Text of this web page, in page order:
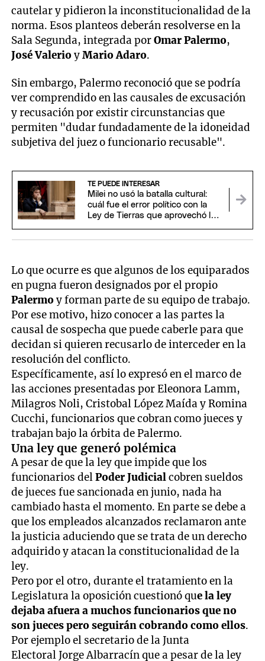
cautelar y pidieron la inconstitucionalidad de la
norma. Esos planteos deberán resolverse en la
Sala Segunda, integrada porOmar Palermo,
José ValerioyMario Adaro.
Sin embargo, Palermo reconoció que se podría
ver comprendido en las causales de excusación
y recusación por existir circunstancias que
permiten "dudar fundadamente de la idoneidad
subjetiva del juez o funcionario recusable".
TE PUEDE INTERESAR
Milei no usó la batalla cultural:
cuál fue el error político con la
Ley de Tierras que aprovechó la
Lo que ocurre es que algunos de los equiparados
en pugna fueron designados por el propio
Palermoy forman parte de su equipo de trabajo.
Por ese motivo, hizo conocer a las partes la
causal de sospecha que puede caberle para que
decidan si quieren recusarlo de interceder en la
resolución del conflicto.
Específicamente, así lo expresó en el marco de
las acciones presentadas por Eleonora Lamm,
Milagros Noli, Cristobal López Maída y Romina
Cucchi, funcionarios que cobran como jueces y
trabajan bajo la órbita de Palermo.
Una ley que generó polémica
A pesar de que la ley que impide que los
funcionarios delPoder Judicialcobren sueldos
de jueces fue sancionada en junio, nada ha
cambiado hasta el momento. En parte se debe a
que los empleados alcanzados reclamaron ante
la justicia aduciendo que se trata de un derecho
adquirido y atacan la constitucionalidad de la
ley.
Pero por el otro, durante el tratamiento en la
Legislatura la oposición cuestionó que la ley
dejaba afuera a muchos funcionarios que no
son jueces pero seguirán cobrando como ellos.
Por ejemplo el secretario de la Junta
Electoral Jorge Albarracín que a pesar de la ley